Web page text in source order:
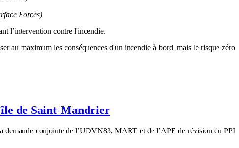
Forces)
l’intervention contre l'incendie.
au maximum les conséquences d'un incendie à bord, mais le risque zéro
de Saint-Mandrier
demande conjointe de l’UDVN83, MART et de l’APE de révision du PPI